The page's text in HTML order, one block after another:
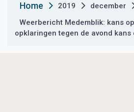
Home 2019 december
Weerbericht Medemblik: kans
opklaringen tegen de avond kans